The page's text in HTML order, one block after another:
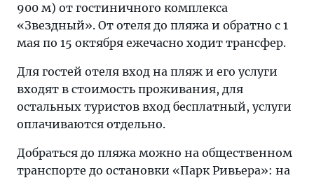
900 м) от гостиничного комплекса
«Звездный». От отеля до пляжа и обратно с 1
мая по 15 октября ежечасно ходит трансфер.
Для гостей отеля вход на пляж и его услуги
входят в стоимость проживания, для
остальных туристов вход бесплатный, услуги
оплачиваются отдельно.
Добраться до пляжа можно на общественном
транспорте до остановки «Парк Ривьера»: на